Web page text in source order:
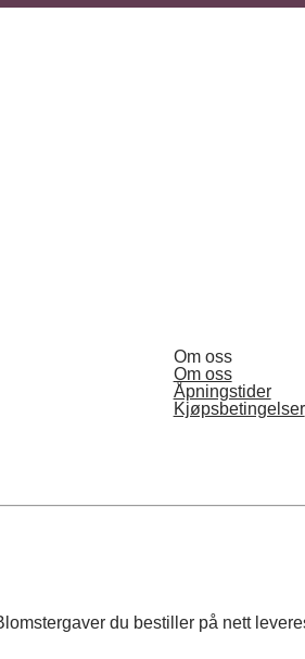
Om oss
Om oss
Åpningstider
Kjøpsbetingelser
du bestiller på nett